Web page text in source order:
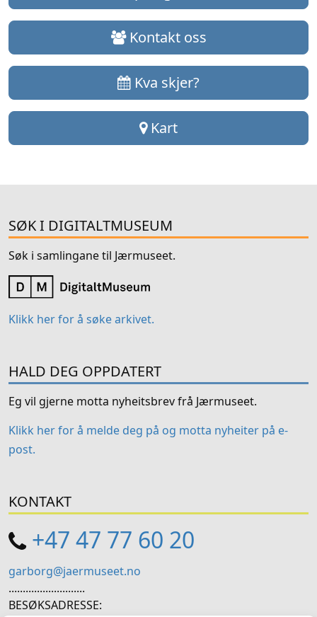
Kontakt oss
Kva skjer?
Kart
SØK I DIGITALTMUSEUM
Søk i samlingane til Jærmuseet.
Klikk her for å søke arkivet.
HALD DEG OPPDATERT
Eg vil gjerne motta nyheitsbrev frå Jærmuseet.
Klikk her for å melde deg på og motta nyheiter på e-
post.
KONTAKT
+47 47 77 60 20
garborg@jaermuseet.no
...........................
BESØKSADRESSE: